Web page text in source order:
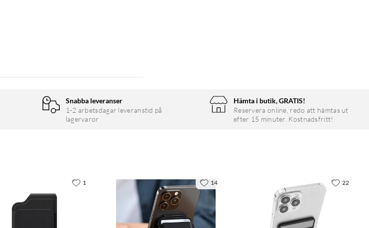
Snabba leveranser
1-2 arbetsdagar leveranstid på
lagervaror
Hämta i butik, GRATIS!
Reservera online, redo att hämtas ut
efter 15 minuter. Kostnadsfritt!
1 14 22